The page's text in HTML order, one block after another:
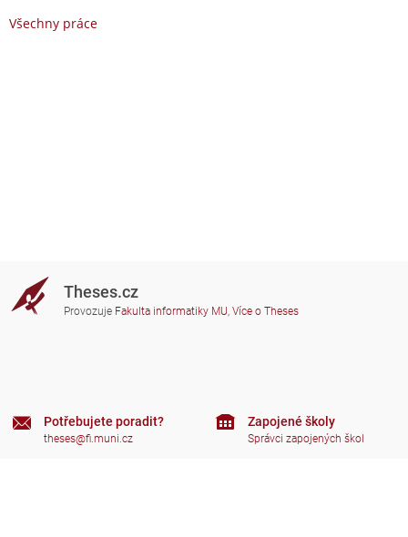
Všechny práce
Theses.cz
Provozuje Fakulta informatiky MU, Více o Theses
Potřebujete poradit?
theses@fi.muni.cz
Zapojené školy
Správci zapojených škol